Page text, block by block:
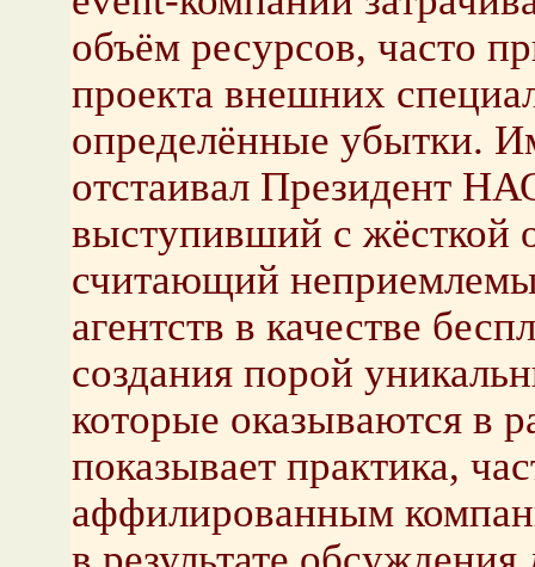
объём ресурсов, часто
проекта внешних
определённые убытки.
отстаивал Президент
выступивший с жёсткой
считающий
агентств в качестве
создания порой
которые оказываются в
показывает практика,
аффилированным